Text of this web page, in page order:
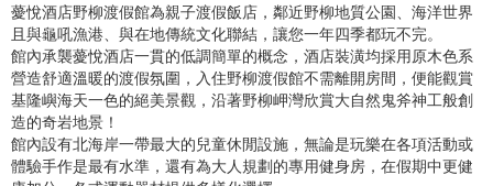
購
票
網
站
薆悅酒店野柳渡假館為親子渡假飯店，鄰近野柳地質公園、海洋世界
且與龜吼漁港、與在地傳統文化聯結，讓您一年四季都玩不完。
館內承襲薆悅酒店一貫的低調簡單的概念，酒店裝潢均採用原木色系
營造舒適溫暖的渡假氛圍，入住野柳渡假館不需離開房間，便能觀賞
基隆嶼海天一色的絕美景觀，沿著野柳岬灣欣賞大自然鬼斧神工般創
造的奇岩地景！
館內設有北海岸一帶最大的兒童休閒設施，無論是玩樂在各項活動或
體驗手作是最有水準，還有為大人規劃的專用健身房，在假期中更健